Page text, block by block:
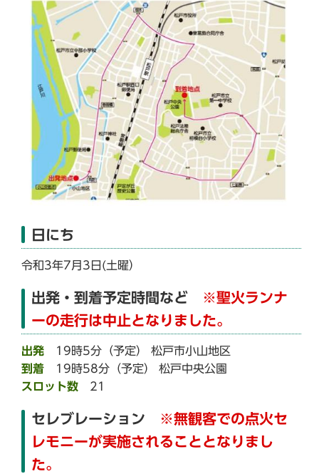
日にち
令和3年7月3日(土曜）
出発・到着予定時間など
※聖火ランナ
ーの走行は中止となりました。
出発
19時5分（予定） 松戸市小山地区
到着
19時58分（予定） 松戸中央公園
スロット数 21
セレブレーション
※無観客での点火セ
レモニーが実施されることとなりまし
た。